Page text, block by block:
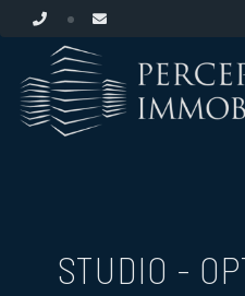
STUDIO -